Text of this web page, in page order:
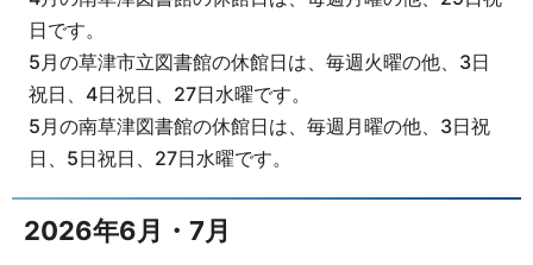
日です。
5月の草津市立図書館の休館日は、毎週火曜の他、3日
祝日、4日祝日、27日水曜です。
5月の南草津図書館の休館日は、毎週月曜の他、3日祝
日、5日祝日、27日水曜です。
2026年6月・7月